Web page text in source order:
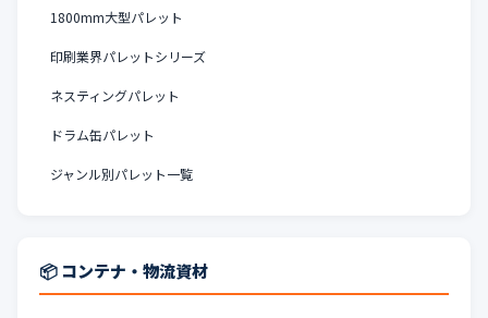
1800mm大型パレット
印刷業界パレットシリーズ
ネスティングパレット
ドラム缶パレット
ジャンル別パレット一覧
📦 コンテナ・物流資材